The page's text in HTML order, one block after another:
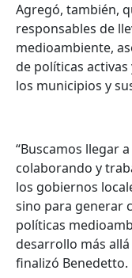
Agregó, también,
responsables de
medioambiente,
de políticas
los municipios y
“Buscamos llegar
colaborando y
los gobiernos
sino para generar
políticas
desarrollo más
finalizó Benedetto.